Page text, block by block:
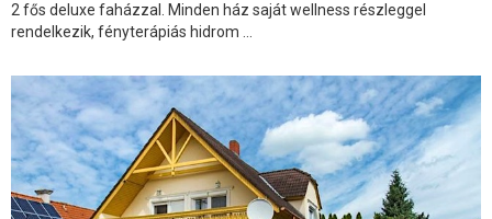
2 fős deluxe faházzal. Minden ház saját wellness részleggel
rendelkezik, fényterápiás hidrom ...